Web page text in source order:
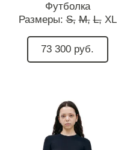
Футболка
Размеры:S, M, L, XL
73 300 руб.